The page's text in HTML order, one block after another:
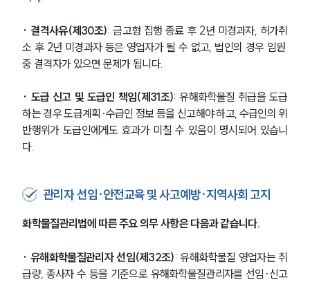
· 결격사유(제30조): 금고형 집행 종료 후 2년 미경과자, 허가취
소 후 2년 미경과자 등은 영업자가 될 수 없고, 법인의 경우 임원
중 결격자가 있으면 문제가 됩니다.
· 도급 신고 및 도급인 책임(제31조): 유해화학물질 취급을 도급
하는 경우 도급계획·수급인 정보 등을 신고해야 하고, 수급인의 위
반행위가 도급인에게도 효과가 미칠 수 있음이 명시되어 있습니
다.
관리자 선임·안전교육 및 사고예방·지역사회 고지
화학물질관리법에 따른 주요 의무 사항은 다음과 같습니다.
· 유해화학물질관리자 선임(제32조): 유해화학물질 영업자는 취
급량, 종사자 수 등을 기준으로 유해화학물질관리자를 선임·신고